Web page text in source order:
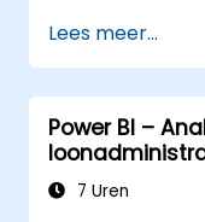
Lees meer...
Power BI –
7 Uren